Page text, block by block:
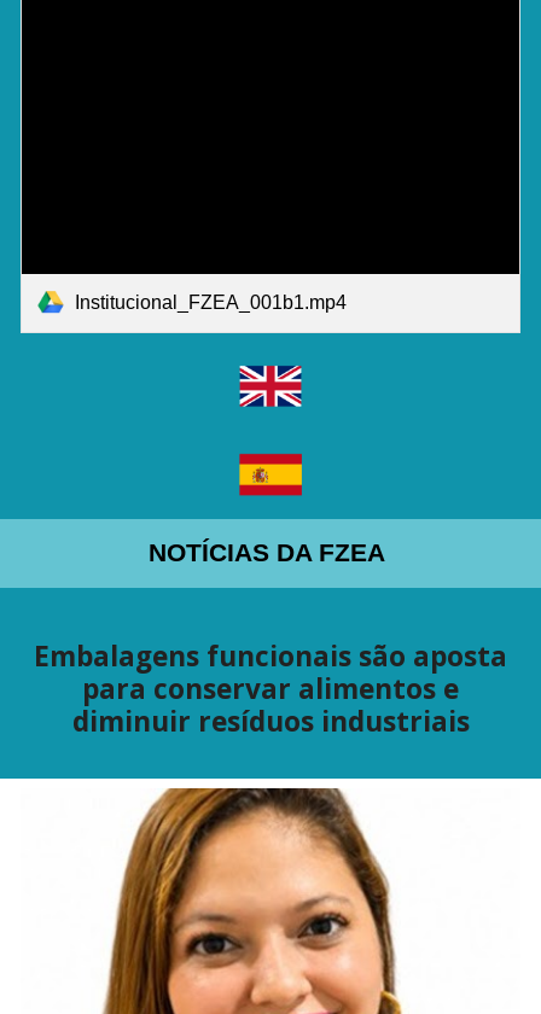
Institucional_FZEA_001b1.mp4
NOTÍCIAS DA FZEA
Embalagens funcionais são aposta
para conservar alimentos e
diminuir resíduos industriais